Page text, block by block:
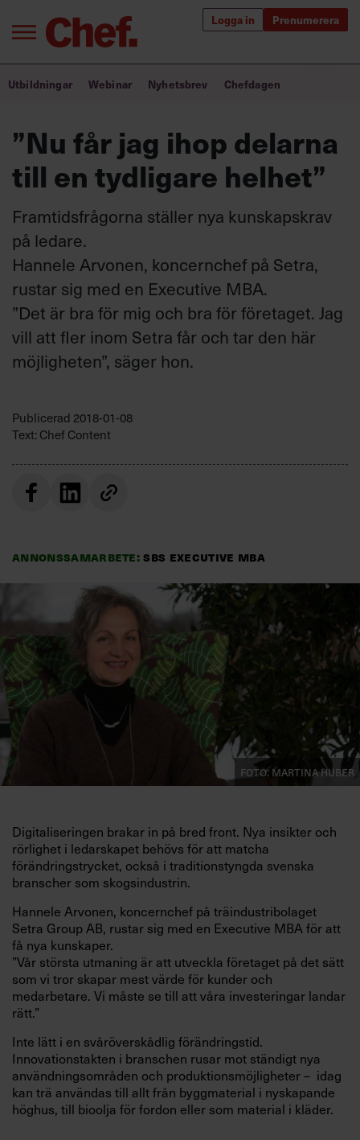
Logga in Prenumerera
Logga in
Prenumerera
Annonsera
Om oss
Kontakta oss
Kundservice
Villkor och policy för
Sök
Bra ledare förändrar världen
Innehåll från Chef
Utbildning för ledare
Chefakademin+
Populära utbildningar
Utbildningar Webinar Nyhetsbrev Chefdagen
”Nu får jag ihop delarna
till en tydligare helhet”
Framtidsfrågorna ställer nya kunskapskrav
på ledare.
Hannele Arvonen, koncernchef på Setra,
rustar sig med en Executive MBA.
”Det är bra för mig och bra för företaget. Jag
vill att fler inom Setra får och tar den här
möjligheten”, säger hon.
Publicerad 2018-01-08
Text: Chef Content
Annonssamarbete:SBS Executive MBA
Foto: Martina Huber
Digitaliseringen brakar in på bred front. Nya insikter och
rörlighet i ledarskapet behövs för att matcha
förändringstrycket, också i traditionstyngda svenska
branscher som skogsindustrin.
Hannele Arvonen, koncernchef på träindustribolaget
Setra Group AB, rustar sig med en Executive MBA för att
få nya kunskaper.
”Vår största utmaning är att utveckla företaget på det sätt
som vi tror skapar mest värde för kunder och
medarbetare. Vi måste se till att våra investeringar landar
rätt.”
Inte lätt i en svåröverskådlig förändringstid.
Innovationstakten i branschen rusar mot ständigt nya
användningsområden och produktionsmöjligheter – idag
kan trä användas till allt från byggmaterial i nyskapande
höghus, till bioolja för fordon eller som material i kläder.